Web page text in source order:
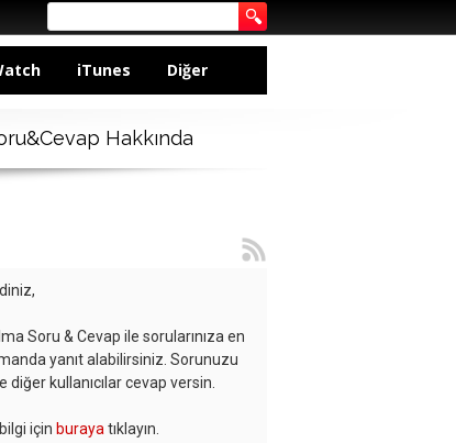
iTunes Diğer
Hakkında
Soru & Cevap ile sorularınıza en
yanıt alabilirsiniz. Sorunuzu
diğer kullanıcılar cevap versin.
için buraya tıklayın.